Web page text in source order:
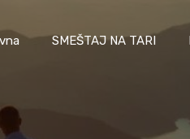
SMEŠTAJ NA TARI